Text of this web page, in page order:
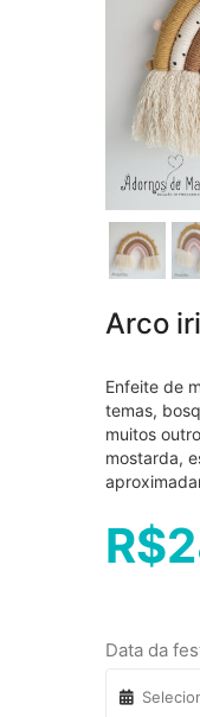
Arco
Enfeite de
temas,
muitos
mostarda,
R$
Data da